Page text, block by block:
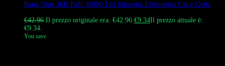
Bang Vape 36K Puff 36000 Tiri Sigaretta Elettronica Usa e Getta
€42.96 Il prezzo originale era: €42.96.€9.34Il prezzo attuale è:
€9.34.
You save